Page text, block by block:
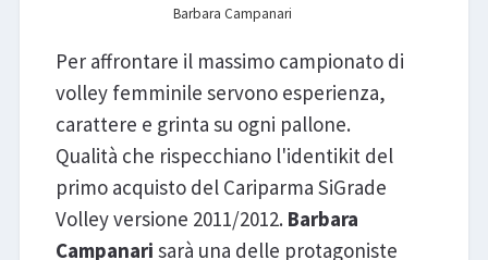
Barbara Campanari
Per affrontare il massimo campionato di
volley femminile servono esperienza,
carattere e grinta su ogni pallone.
Qualità che rispecchiano l'identikit del
primo acquisto del Cariparma SiGrade
Volley versione 2011/2012. Barbara
Campanari sarà una delle protagoniste